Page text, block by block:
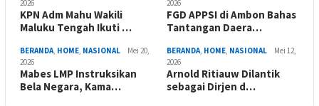
2026
KPN Adm Mahu Wakili
Maluku Tengah Ikuti …
2026
FGD APPSI di Ambon Bahas
Tantangan Daera…
BERANDA, HOME, NASIONAL
Mei 20,
2026
Mabes LMP Instruksikan
Bela Negara, Kama…
BERANDA, HOME, NASIONAL
Mei 12,
2026
Arnold Ritiauw Dilantik
sebagai Dirjen d…